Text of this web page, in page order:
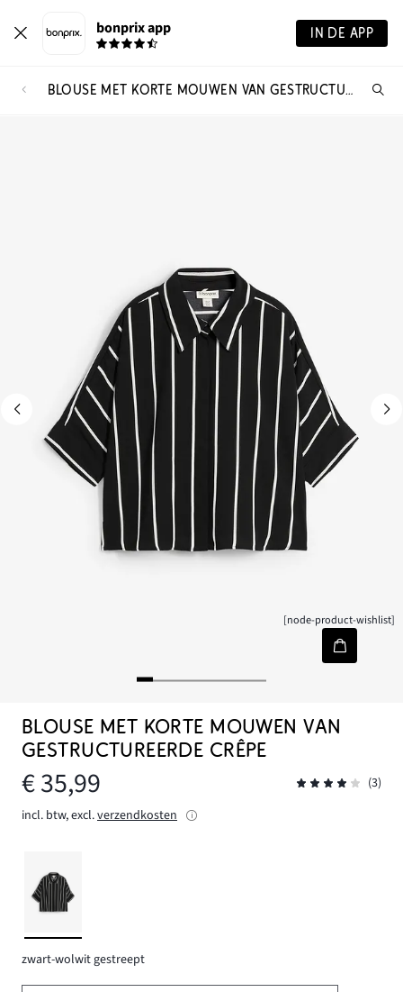
bonprix app IN DE APP
BLOUSE MET KORTE MOUWEN VAN GESTRUCTUREERDE CRÊPE
[node-product-wishlist]
BLOUSE MET KORTE MOUWEN VAN
GESTRUCTUREERDE CRÊPE
€ 35,99
(3)
incl. btw, excl.verzendkosten
zwart-wolwit gestreept